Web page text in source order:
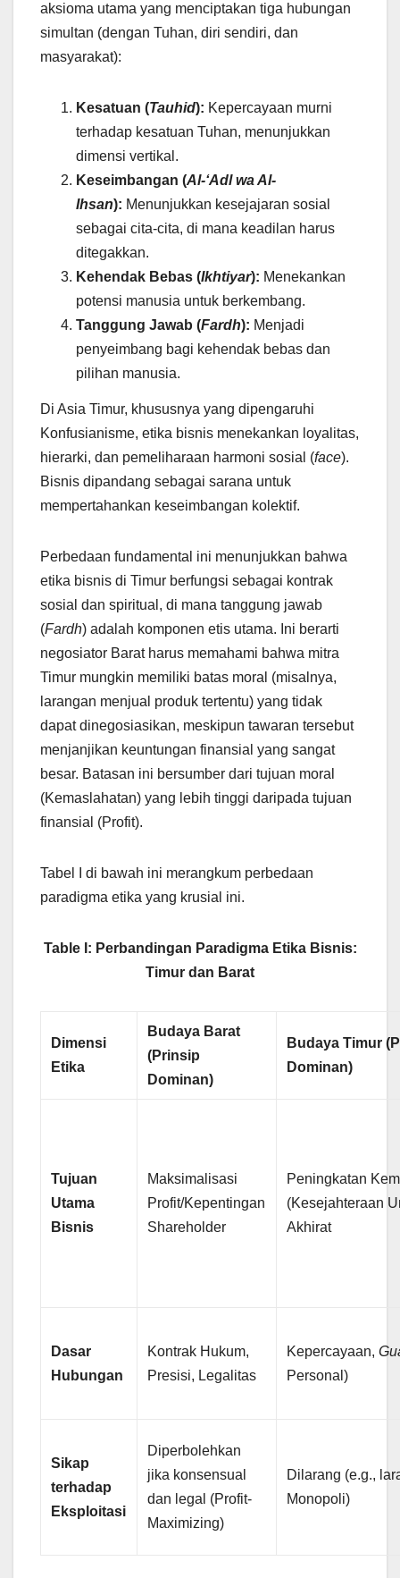
aksioma utama yang menciptakan tiga hubungan
simultan (dengan Tuhan, diri sendiri, dan
masyarakat):
Kesatuan (Tauhid): Kepercayaan murni
terhadap kesatuan Tuhan, menunjukkan
dimensi vertikal.
Keseimbangan (Al-‘Adl wa Al-
Ihsan): Menunjukkan kesejajaran sosial
sebagai cita-cita, di mana keadilan harus
ditegakkan.
Kehendak Bebas (Ikhtiyar): Menekankan
potensi manusia untuk berkembang.
Tanggung Jawab (Fardh): Menjadi
penyeimbang bagi kehendak bebas dan
pilihan manusia.
Di Asia Timur, khususnya yang dipengaruhi
Konfusianisme, etika bisnis menekankan loyalitas,
hierarki, dan pemeliharaan harmoni sosial (face).
Bisnis dipandang sebagai sarana untuk
mempertahankan keseimbangan kolektif.
Perbedaan fundamental ini menunjukkan bahwa
etika bisnis di Timur berfungsi sebagai kontrak
sosial dan spiritual, di mana tanggung jawab
(Fardh) adalah komponen etis utama. Ini berarti
negosiator Barat harus memahami bahwa mitra
Timur mungkin memiliki batas moral (misalnya,
larangan menjual produk tertentu) yang tidak
dapat dinegosiasikan, meskipun tawaran tersebut
menjanjikan keuntungan finansial yang sangat
besar. Batasan ini bersumber dari tujuan moral
(Kemaslahatan) yang lebih tinggi daripada tujuan
finansial (Profit).
Tabel I di bawah ini merangkum perbedaan
paradigma etika yang krusial ini.
Table I: Perbandingan Paradigma Etika Bisnis:
Timur dan Barat
Dimensi
Etika
Budaya Barat
(Prinsip
Dominan)
Budaya Timur
Dominan)
Tujuan
Utama
Bisnis
Maksimalisasi
Profit/Kepentingan
Shareholder
Peningkatan
(Kesejahteraan
Akhirat
Dasar
Hubungan
Kontrak Hukum,
Presisi, Legalitas
Kepercayaan,
Personal)
Sikap
terhadap
Eksploitasi
Diperbolehkan
jika konsensual
dan legal (Profit-
Maximizing)
Dilarang (e.g.,
Monopoli)